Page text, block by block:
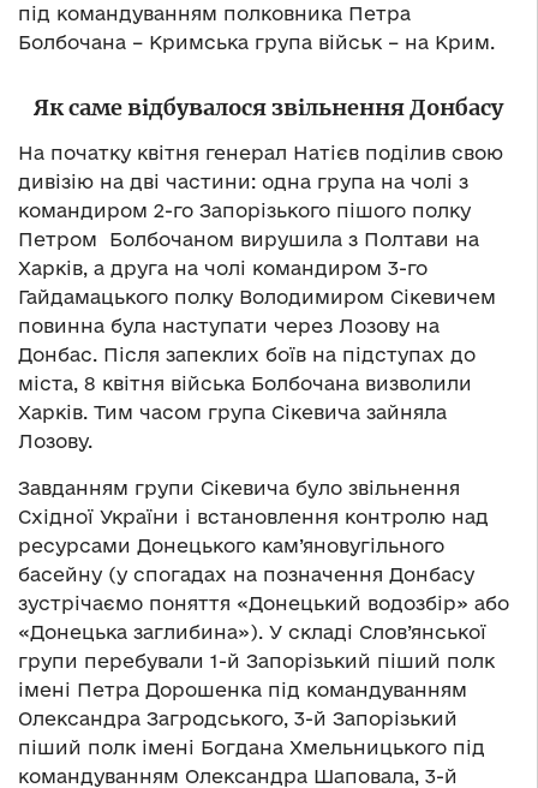
під командуванням полковника Петра
Болбочана – Кримська група військ – на Крим.
Як саме відбувалося звільнення Донбасу
На початку квітня генерал Натієв поділив свою
дивізію на дві частини: одна група на чолі з
командиром 2-го Запорізького пішого полку
Петром Болбочаном вирушила з Полтави на
Харків, а друга на чолі командиром 3-го
Гайдамацького полку Володимиром Сікевичем
повинна була наступати через Лозову на
Донбас. Після запеклих боїв на підступах до
міста, 8 квітня війська Болбочана визволили
Харків. Тим часом група Сікевича зайняла
Лозову.
Завданням групи Сікевича було звільнення
Східної України і встановлення контролю над
ресурсами Донецького кам’яновугільного
басейну (у спогадах на позначення Донбасу
зустрічаємо поняття «Донецький водозбір» або
«Донецька заглибина»). У складі Слов’янської
групи перебували 1-й Запорізький піший полк
імені Петра Дорошенка під командуванням
Олександра Загродського, 3-й Запорізький
піший полк імені Богдана Хмельницького під
командуванням Олександра Шаповала, 3-й